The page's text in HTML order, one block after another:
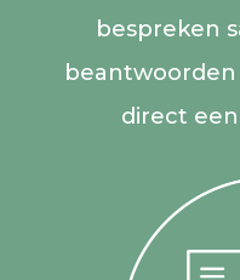
bespreken
direct een